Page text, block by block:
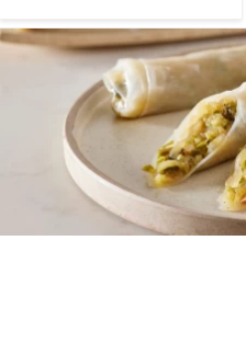
קל